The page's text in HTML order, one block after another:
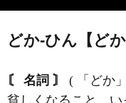
どか‐ひん【どか
〘 名詞 〙 ( 「どか
貧しくなること。い